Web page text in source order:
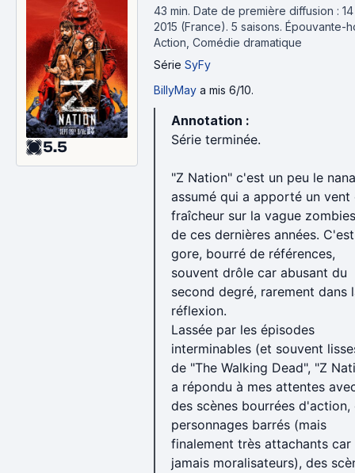
5.5
43 min. Date de première diffusion :
2015 (France). 5 saisons. Épouvante-
Action, Comédie dramatique
Série SyFy
BillyMay a mis 6/10.
Annotation :
Série terminée.
"Z Nation" c'est un peu le
assumé qui a apporté un vent
fraîcheur sur la vague
de ces dernières années. C'est
gore, bourré de références,
souvent drôle car abusant du
second degré, rarement dans
réflexion.
Lassée par les épisodes
interminables (et souvent
de "The Walking Dead", "Z
a répondu à mes attentes
des scènes bourrées d'action,
personnages barrés (mais
finalement très attachants car
jamais moralisateurs), des